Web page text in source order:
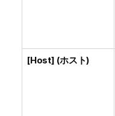
[Host] (ホスト)